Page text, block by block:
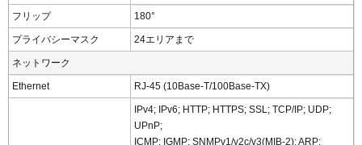
フリップ 180°
プライバシーマスク 24エリアまで
ネットワーク
Ethernet RJ-45 (10Base-T/100Base-TX)
IPv4; IPv6; HTTP; HTTPS; SSL; TCP/IP; UDP;
UPnP;
ICMP; IGMP; SNMPv1/v2c/v3(MIB-2); ARP;